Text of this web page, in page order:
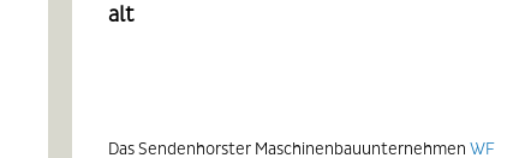
alt
Das Sendenhorster MaschinenbauunternehmenWF